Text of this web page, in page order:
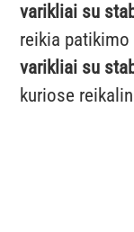
varikliai su
reikia
varikliai su
kuriose